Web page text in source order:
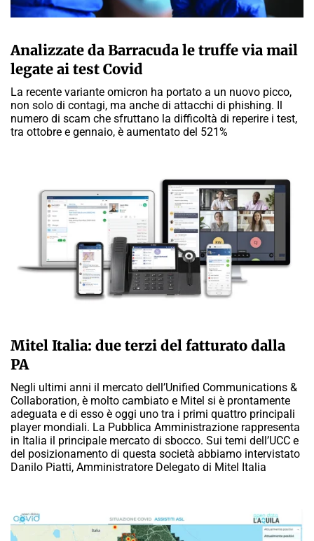
Analizzate da Barracuda le truffe via mail
legate ai test Covid
La recente variante omicron ha portato a un nuovo picco,
non solo di contagi, ma anche di attacchi di phishing. Il
numero di scam che sfruttano la difficoltà di reperire i test,
tra ottobre e gennaio, è aumentato del 521%
Mitel Italia: due terzi del fatturato dalla
PA
Negli ultimi anni il mercato dell’Unified Communications &
Collaboration, è molto cambiato e Mitel si è prontamente
adeguata e di esso è oggi uno tra i primi quattro principali
player mondiali. La Pubblica Amministrazione rappresenta
in Italia il principale mercato di sbocco. Sui temi dell’UCC e
del posizionamento di questa società abbiamo intervistato
Danilo Piatti, Amministratore Delegato di Mitel Italia